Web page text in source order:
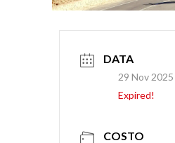
DATA
29 Nov 2025
Expired!
COSTO